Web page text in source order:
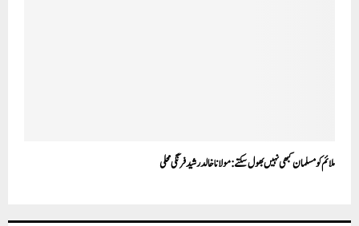
ملائم کو مسلمان کبھی نہیں بھول سکتے: مولانا خالد رشید فرنگی محلی